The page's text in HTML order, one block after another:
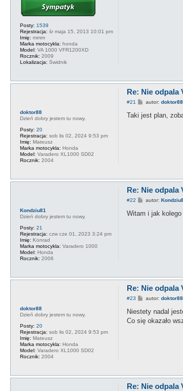
Posty: 1539
Rejestracja: śr maja 15, 2013 10:01 pm
Imię: mmm
Marka motocykla: honda
Model: VA 1000 VFR1200XD
Rocznik: 2009
Lokalizacja: Świdnik
doktor88
Dzień dobry jestem tu nowy.
Posty: 20
Rejestracja: sob lis 02, 2024 9:53 pm
Imię: Mateusz
Marka motocykla: Honda
Model: Varadero XL1000 SD02
Rocznik: 2004
Re: Nie odpala
#21
P
s
autor: doktor88
Taki jest plan,
Kondziu81
Dzień dobry jestem tu nowy.
Posty: 21
Rejestracja: czw cze 01, 2023 3:24 pm
Imię: Konrad
Marka motocykla: Varadero 1000
Model: Honda
Rocznik: 2006
Re: Nie odpala
#22
P
s
autor:
Witam i jak kolego
doktor88
Dzień dobry jestem tu nowy.
Posty: 20
Rejestracja: sob lis 02, 2024 9:53 pm
Imię: Mateusz
Marka motocykla: Honda
Model: Varadero XL1000 SD02
Rocznik: 2004
Re: Nie odpala
#23
P
s
autor: doktor88
Niestety nadal
Co się okazało
Re: Nie odpala